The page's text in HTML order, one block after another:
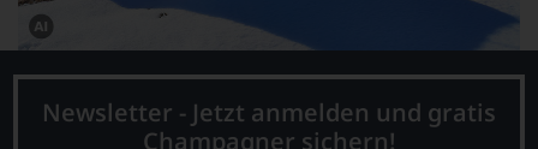
Dieses
Bild
wurde
mithilfe
vonNewsletter - Jetzt anmelden und gratis
Champagner sichern!